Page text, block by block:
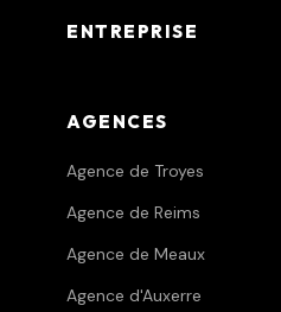
ENTREPRISE
AGENCES
Agence de Troyes
Agence de Reims
Agence de Meaux
Agence d'Auxerre